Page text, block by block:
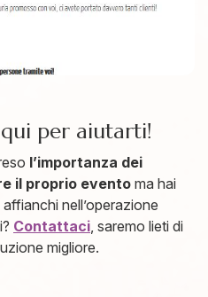
per aiutarti!
l’importanza dei
il proprio evento ma hai
nell’operazione
Contattaci , saremo lieti di
migliore.